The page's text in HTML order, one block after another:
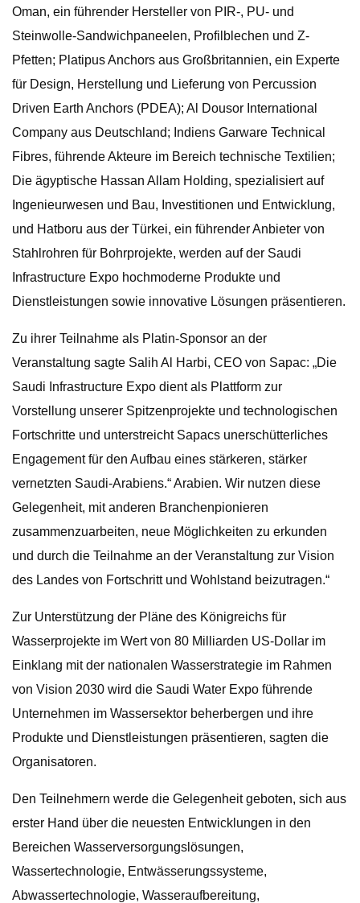
Oman, ein führender Hersteller von PIR-, PU- und
Steinwolle-Sandwichpaneelen, Profilblechen und Z-
Pfetten; Platipus Anchors aus Großbritannien, ein Experte
für Design, Herstellung und Lieferung von Percussion
Driven Earth Anchors (PDEA); Al Dousor International
Company aus Deutschland; Indiens Garware Technical
Fibres, führende Akteure im Bereich technische Textilien;
Die ägyptische Hassan Allam Holding, spezialisiert auf
Ingenieurwesen und Bau, Investitionen und Entwicklung,
und Hatboru aus der Türkei, ein führender Anbieter von
Stahlrohren für Bohrprojekte, werden auf der Saudi
Infrastructure Expo hochmoderne Produkte und
Dienstleistungen sowie innovative Lösungen präsentieren.
Zu ihrer Teilnahme als Platin-Sponsor an der
Veranstaltung sagte Salih Al Harbi, CEO von Sapac: „Die
Saudi Infrastructure Expo dient als Plattform zur
Vorstellung unserer Spitzenprojekte und technologischen
Fortschritte und unterstreicht Sapacs unerschütterliches
Engagement für den Aufbau eines stärkeren, stärker
vernetzten Saudi-Arabiens.“ Arabien. Wir nutzen diese
Gelegenheit, mit anderen Branchenpionieren
zusammenzuarbeiten, neue Möglichkeiten zu erkunden
und durch die Teilnahme an der Veranstaltung zur Vision
des Landes von Fortschritt und Wohlstand beizutragen.“
Zur Unterstützung der Pläne des Königreichs für
Wasserprojekte im Wert von 80 Milliarden US-Dollar im
Einklang mit der nationalen Wasserstrategie im Rahmen
von Vision 2030 wird die Saudi Water Expo führende
Unternehmen im Wassersektor beherbergen und ihre
Produkte und Dienstleistungen präsentieren, sagten die
Organisatoren.
Den Teilnehmern werde die Gelegenheit geboten, sich aus
erster Hand über die neuesten Entwicklungen in den
Bereichen Wasserversorgungslösungen,
Wassertechnologie, Entwässerungssysteme,
Abwassertechnologie, Wasseraufbereitung,